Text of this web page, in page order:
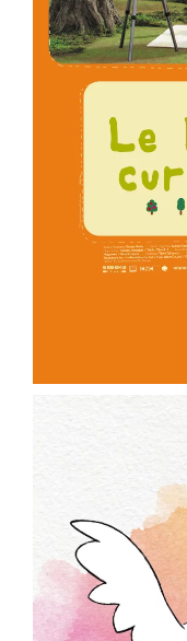
ème
Voir la
ème